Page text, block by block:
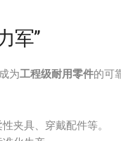
军”
为工程级耐用零件的可
夹具、穿戴配件等。